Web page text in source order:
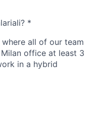
*
all of our team
office at least 3
in a hybrid